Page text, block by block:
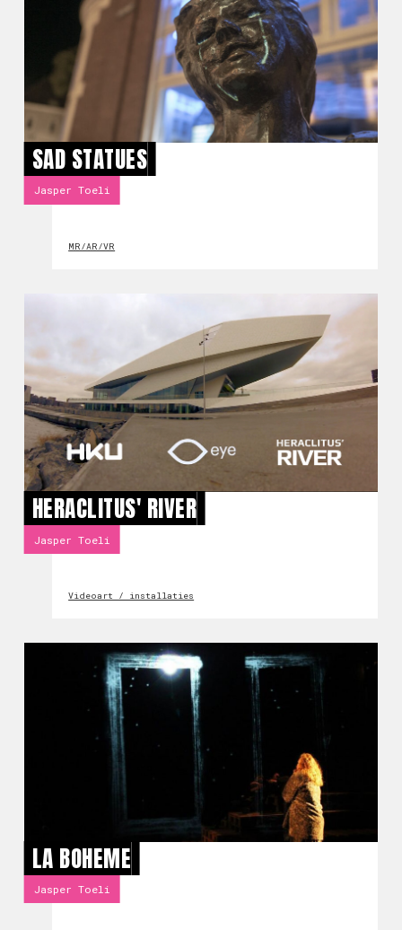
SAD STATUES
Jasper Toeli
MR/AR/VR
HERACLITUS' RIVER
Jasper Toeli
Videoart / installaties
LA BOHEME
Jasper Toeli